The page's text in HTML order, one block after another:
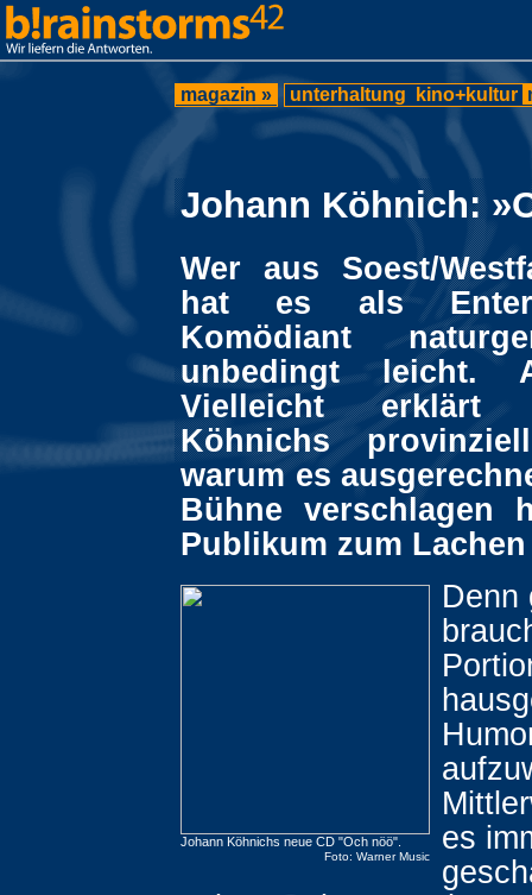
magazin » unterhaltung kino+kultur
Johann Köhnich:
Wer aus Soest/
hat es als
Komödiant
unbedingt leicht.
Vielleicht erklärt
Köhnichs
warum es
Bühne verschlagen
Publikum zum
Johann Köhnichs neue CD "Och nöö".
Foto: Warner Music
Denn
es